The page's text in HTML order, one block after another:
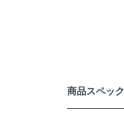
商品スペック